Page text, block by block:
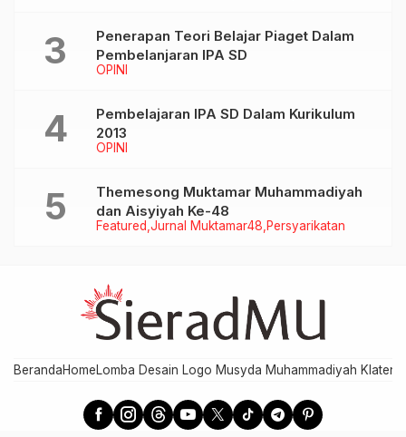
OPINI
Penerapan Teori Belajar Piaget Dalam
Pembelanjaran IPA SD
OPINI
Pembelajaran IPA SD Dalam Kurikulum
2013
Featured Jurnal Muktamar48 Persyarikatan
Themesong Muktamar Muhammadiyah
dan Aisyiyah Ke-48
BerandaHomeLomba Desain Logo Musyda Muhammadiyah Klaten